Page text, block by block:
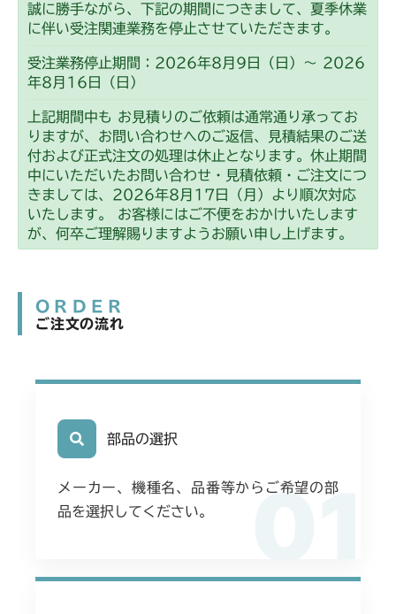
誠に勝手ながら、下記の期間につきまして、夏季休業
に伴い受注関連業務を停止させていただきます。
受注業務停止期間：2026年8月9日（日）～ 2026
年8月16日（日）
上記期間中も お見積りのご依頼は通常通り承ってお
りますが、お問い合わせへのご返信、見積結果のご送
付および正式注文の処理は休止となります。休止期間
中にいただいたお問い合わせ・見積依頼・ご注文につ
きましては、2026年8月17日（月）より順次対応
いたします。 お客様にはご不便をおかけいたします
が、何卒ご理解賜りますようお願い申し上げます。
ORDER
ご注文の流れ
01
部品の選択
メーカー、機種名、品番等からご希望の部
品を選択してください。